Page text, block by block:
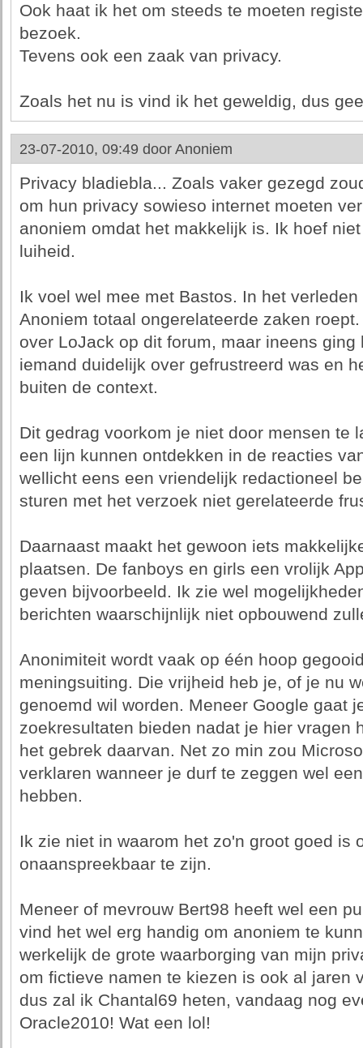
Ook haat ik het om steeds te moeten
bezoek.
Tevens ook een zaak van privacy.
Zoals het nu is vind ik het geweldig, dus
23-07-2010, 09:49 door Anoniem
Privacy bladiebla... Zoals vaker gezegd
om hun privacy sowieso internet moeten
anoniem omdat het makkelijk is. Ik hoef
luiheid.
Ik voel wel mee met Bastos. In het
Anoniem totaal ongerelateerde zaken
over LoJack op dit forum, maar ineens
iemand duidelijk over gefrustreerd was en
buiten de context.
Dit gedrag voorkom je niet door mensen te
een lijn kunnen ontdekken in de reacties
wellicht eens een vriendelijk redactioneel
sturen met het verzoek niet gerelateerde
Daarnaast maakt het gewoon iets
plaatsen. De fanboys en girls een vrolijk
geven bijvoorbeeld. Ik zie wel
berichten waarschijnlijk niet opbouwend
Anonimiteit wordt vaak op één hoop
meningsuiting. Die vrijheid heb je, of je nu
genoemd wil worden. Meneer Google gaat
zoekresultaten bieden nadat je hier vragen
het gebrek daarvan. Net zo min zou
verklaren wanneer je durf te zeggen wel
hebben.
Ik zie niet in waarom het zo'n groot goed is
onaanspreekbaar te zijn.
Meneer of mevrouw Bert98 heeft wel een
vind het wel erg handig om anoniem te
werkelijk de grote waarborging van mijn
om fictieve namen te kiezen is ook al jaren
dus zal ik Chantal69 heten, vandaag nog
Oracle2010! Wat een lol!